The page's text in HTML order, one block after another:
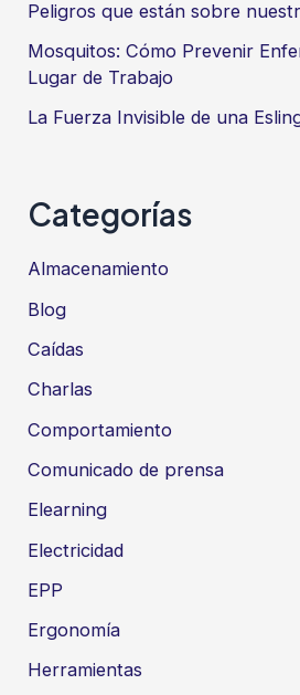
Dios
Peligros que están sobre
Mosquitos: Cómo Prevenir
Lugar de Trabajo
La Fuerza Invisible de una
Categorías
Almacenamiento
Blog
Caídas
Charlas
Comportamiento
Comunicado de prensa
Elearning
Electricidad
EPP
Ergonomía
Herramientas